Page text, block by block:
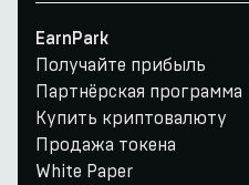
EarnPark
Получайте прибыль
Партнёрская программа
Купить криптовалюту
Продажа токена
White Paper